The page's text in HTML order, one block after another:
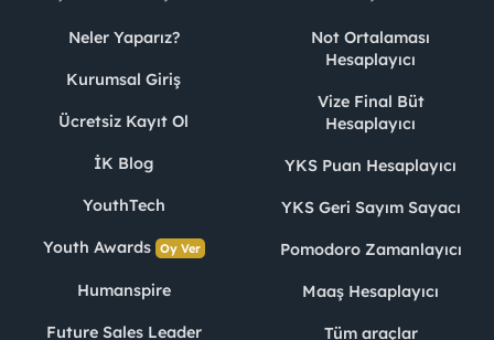
Neler Yaparız?
Kurumsal Giriş
Ücretsiz Kayıt Ol
İK Blog
YouthTech
Youth Awards Oy Ver
Humanspire
Future Sales Leader
Not Ortalaması
Hesaplayıcı
Vize Final Büt
Hesaplayıcı
YKS Puan Hesaplayıcı
YKS Geri Sayım Sayacı
Pomodoro Zamanlayıcı
Maaş Hesaplayıcı
Tüm araçlar